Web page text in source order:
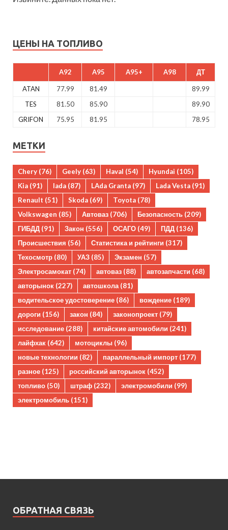
ЦЕНЫ НА ТОПЛИВО
A92 A95 A95+ A98 ДТ
ATAN 77.99 81.49
89.99
TES
81.50 85.90
89.90
GRIFON
75.95 81.95 78.95
МЕТКИ
Chery (76) Geely (63) Haval (54) Hyundai (105)
Kia (91) lada (87) LAda Granta (97) Lada Vesta (91)
Renault (51) Skoda (69) Toyota (78)
Volkswagen (85) Автоваз (706) Безопасность (209)
ГИБДД (91) Закон (556) ОСАГО (49) ПДД (136)
Происшествия (56) Статистика и рейтинги (317)
Техосмотр (80) УАЗ (85) Экзамен (57)
Электросамокат (74) автоваз (88) автозапчасти (68)
авторынок (227) автошкола (81)
водительское удостоверение (86) вождение (189)
дороги (156) закон (84) законопроект (79)
исследование (288) китайские автомобили (241)
лайфхак (642) мотоциклы (96)
новые технологии (82) параллельный импорт (177)
разное (125) российский авторынок (452)
топливо (50) штраф (232) электромобили (99)
электромобиль (151)
ОБРАТНАЯ СВЯЗЬ